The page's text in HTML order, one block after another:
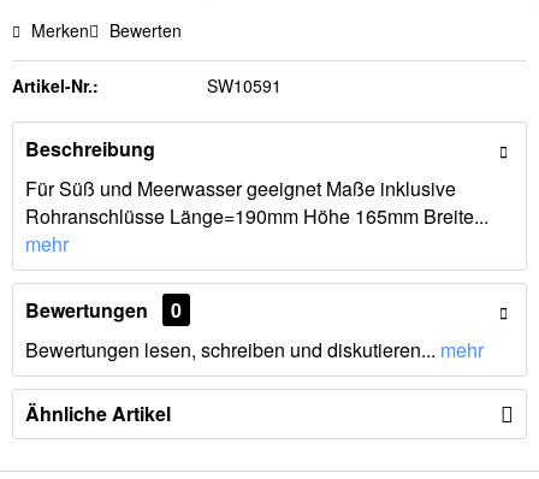
Merken Bewerten
Artikel-Nr.: SW10591
Beschreibung
Für Süß und Meerwasser geeignet Maße inklusive
Rohranschlüsse Länge=190mm Höhe 165mm Breite...
mehr
Bewertungen
0
Bewertungen lesen, schreiben und diskutieren... mehr
Ähnliche Artikel